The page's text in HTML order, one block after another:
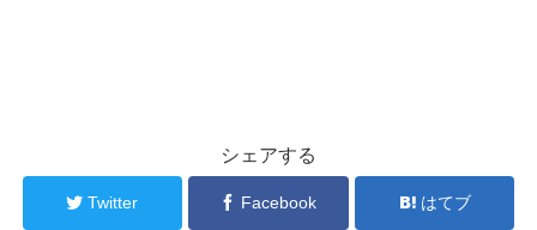
シェアする
Twitter Facebook はてブ